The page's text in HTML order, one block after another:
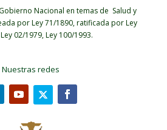
Nacional en temas de Salud y
por Ley 71/1890, ratificada por Ley
02/1979, Ley 100/1993.
Nuestras redes